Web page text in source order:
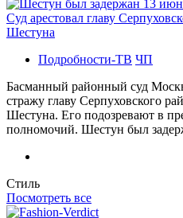
Суд арестовал главу
Шестуна
Подробности-ТВ ЧП
Басманный районный суд
стражу главу Серпуховского
Шестуна. Его подозревают в
полномочий. Шестун был
Стиль
Посмотреть все